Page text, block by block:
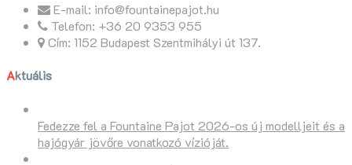
E-mail: info@fountainepajot.hu
Telefon: +36 20 9353 955
Cím: 1152 Budapest Szentmihályi út 137.
Aktuális
Fedezze fel a Fountaine Pajot 2026-os új modelljeit és a
hajógyár jövőre vonatkozó vízióját.